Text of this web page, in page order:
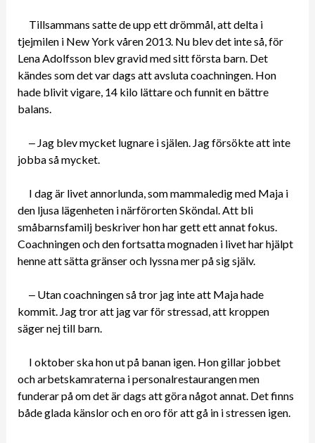
Tillsammans satte de upp ett drömmål, att delta i
tjejmilen i New York våren 2013. Nu blev det inte så, för
Lena Adolfsson blev gravid med sitt första barn. Det
kändes som det var dags att avsluta coachningen. Hon
hade blivit vigare, 14 kilo lättare och funnit en bättre
balans.
‒ Jag blev mycket lugnare i själen. Jag försökte att inte
jobba så mycket.
I dag är livet annorlunda, som mammaledig med Maja i
den ljusa lägenheten i närförorten Sköndal. Att bli
småbarnsfamilj beskriver hon har gett ett annat fokus.
Coachningen och den fortsatta mognaden i livet har hjälpt
henne att sätta gränser och lyssna mer på sig själv.
‒ Utan coachningen så tror jag inte att Maja hade
kommit. Jag tror att jag var för stressad, att kroppen
säger nej till barn.
I oktober ska hon ut på banan igen. Hon gillar jobbet
och arbetskamraterna i personalrestaurangen men
funderar på om det är dags att göra något annat. Det finns
både glada känslor och en oro för att gå in i stressen igen.